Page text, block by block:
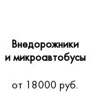
Внедорожники
и микроавтобусы
от 18000 руб.